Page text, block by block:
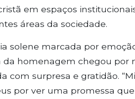
em espaços
áreas da sociedade.
solene marcada por
da homenagem chegou por
com surpresa e gratidão.
por ver uma promessa